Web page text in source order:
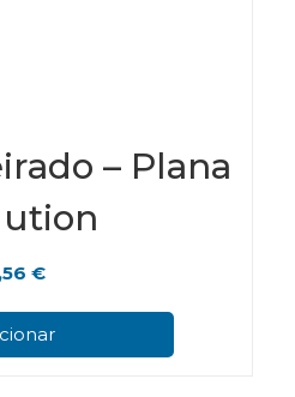
– Plana
€